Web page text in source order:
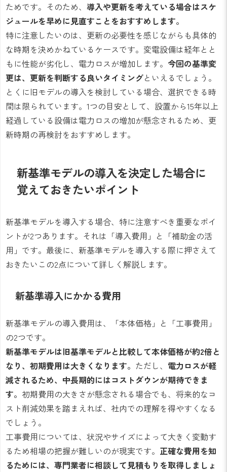
ためです。そのため、 導入や更新を考えている場合はスケ
ジュールを早めに見直すことをおすすめします。
特に注意したいのは、更新の必要性を感じながらも具体的
な時期を決めかねているケースです。変電設備は経年とと
もに性能が劣化し、電力ロスが増加します。 今回の基準変
更は、更新を判断する良いタイミングといえるでしょう。
とくに旧モデルの導入を検討している場合、選択できる時
間は限られています。1つの目安として、設置から15年以上
経過している設備は電力ロスの増加が懸念されるため、更
新時期の再検討をおすすめします。
新基準モデルの導入を決定した場合に
覚えておきたいポイント
新基準モデルを導入する場合、特に注意すべき重要なポイ
ントが2つあります。それは「導入費用」と「補助金の活
用」です。最後に、新基準モデルを導入する際に押さえて
おきたいこの2点について詳しく解説します。
新基準導入にかかる費用
新基準モデルの導入費用は、「本体価格」と「工事費用」
の2つです。
新基準モデルは旧基準モデルと比較して本体価格が約2倍と
なり、初期費用は大きくなります。 ただし、 電力ロスが軽
減されるため、中長期的にはコストダウンが期待できま
す。 初期費用の大きさが懸念される場合でも、将来的なコ
スト削減効果を踏まえれば、社内での理解を得やすくなる
でしょう。
工事費用については、状況やサイズによって大きく変動す
るため相場の把握が難しいのが現実です。 正確な費用を知
るためには、専門業者に相談して見積もりを取得しましょ